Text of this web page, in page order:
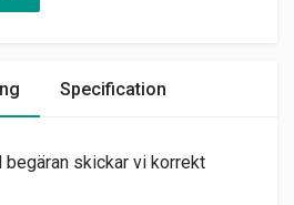
Specification
begäran skickar vi korrekt